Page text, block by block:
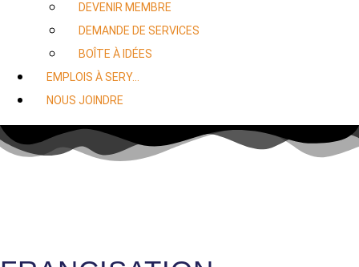
DEVENIR MEMBRE
DEMANDE DE SERVICES
BOÎTE À IDÉES
EMPLOIS À SERY…
NOUS JOINDRE